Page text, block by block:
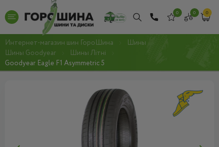
0 0 0
Интернет-магазин шин ГороШина
Шины
Шины Goodyear
Шины Літні
Goodyear Eagle F1 Asymmetric 5